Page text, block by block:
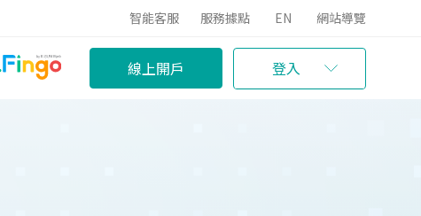
智能客服 服務據點 EN 網站導覽
線上開戶 登入